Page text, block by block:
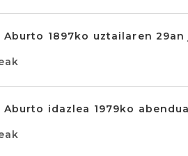
Aburto 1897ko uztailaren 29an
idazlea 1979ko